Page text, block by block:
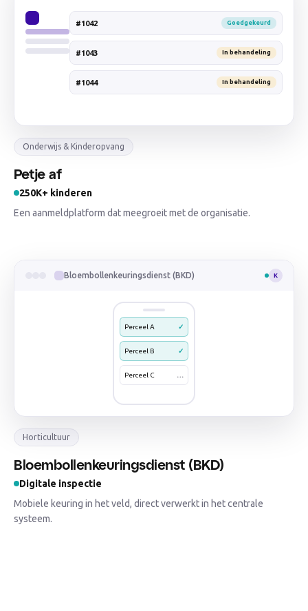
#1042 Goedgekeurd
#1043 In behandeling
#1044 In behandeling
Onderwijs & Kinderopvang
Petje af
250K+ kinderen
Een aanmeldplatform dat meegroeit met de organisatie.
Bloembollenkeuringsdienst (BKD) K
Perceel A ✓
Perceel B ✓
Perceel C …
Horticultuur
Bloembollenkeuringsdienst (BKD)
Digitale inspectie
Mobiele keuring in het veld, direct verwerkt in het centrale
systeem.